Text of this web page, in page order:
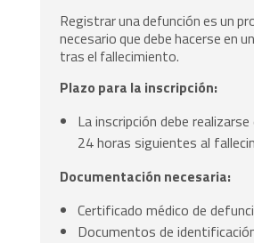
Registrar una defunción es un
necesario que debe hacerse en
tras el fallecimiento.
Plazo para la inscripción:
La inscripción debe
24 horas siguientes al
Documentación necesaria:
Certificado médico de
Documentos de